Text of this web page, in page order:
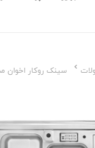
سینک روکار اخوان مدل